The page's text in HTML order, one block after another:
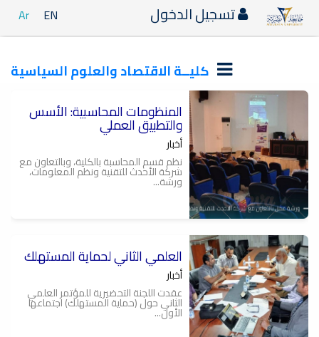
Ar EN تسجيل الدخول
كليــة الاقتصاد والعلوم السياسية
المنظومات المحاسبية: الأسس
والتطبيق العملي
أخبار
نظم قسم المحاسبة بالكلية، وبالتعاون مع
شركة الأحدث للتقنية ونظم المعلومات،
ورشة...
العلمي الثاني لحماية المستهلك
أخبار
عقدت اللجنة التحضيرية للمؤتمر العلمي
الثاني حول (حماية المستهلك) اجتماعها
الأول...